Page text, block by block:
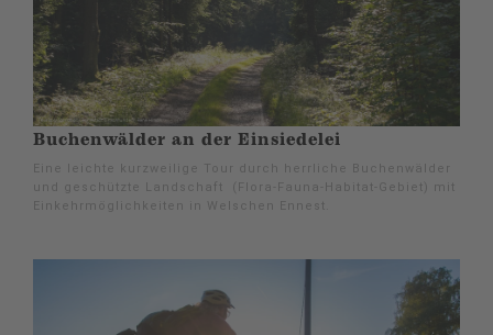
Buchenwälder an der Einsiedelei
Eine leichte kurzweilige Tour durch herrliche Buchenwälder
und geschützte Landschaft (Flora-Fauna-Habitat-Gebiet) mit
Einkehrmöglichkeiten in Welschen Ennest.